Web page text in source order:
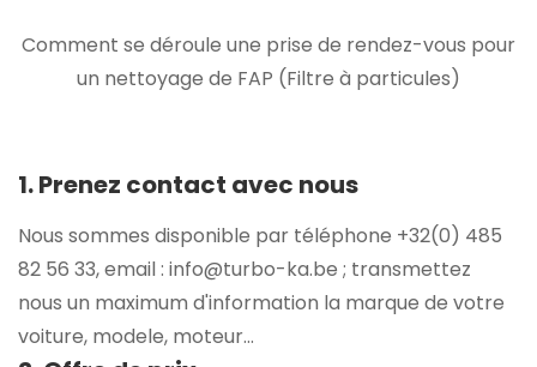
Comment se déroule une prise de rendez-vous pour
un nettoyage de FAP (Filtre à particules)
1. Prenez contact avec nous
Nous sommes disponible par téléphone +32(0) 485
82 56 33, email : info@turbo-ka.be ; transmettez
nous un maximum d'information la marque de votre
voiture, modele, moteur...